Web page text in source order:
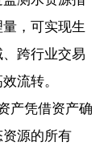
，可实现生
跨行业交易
流转。
产凭借资产确
源的所有